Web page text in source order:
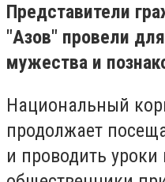
Представители
"Азов" провели
мужества и
Национальный
продолжает
и проводить